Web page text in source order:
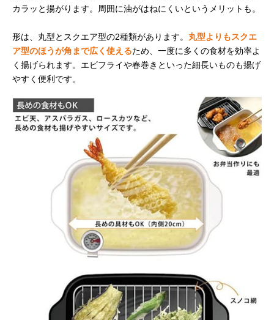
カラッと揚がります。周囲に油がはねにくいというメリットも。
形は、丸型とスクエア型の2種類があります。 丸型よりもスクエ
ア型のほうが角まで広く使えるため、一度に多くの食材を効率よ
く揚げられます。エビフライや春巻きといった細長いものも揚げ
やすく便利です。